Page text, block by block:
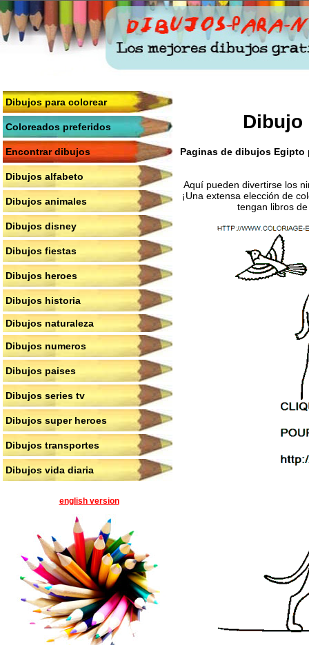
Dibujos para colorear
Coloreados preferidos
Encontrar dibujos
Dibujos alfabeto
Dibujos animales
Dibujos disney
Dibujos fiestas
Dibujos heroes
Dibujos historia
Dibujos naturaleza
Dibujos numeros
Dibujos paises
Dibujos series tv
Dibujos super heroes
Dibujos transportes
Dibujos vida diaria
english version
Dibujo
Paginas de dibujos Egipto
Aquí pueden divertirse los
¡Una extensa elección de
tengan libros